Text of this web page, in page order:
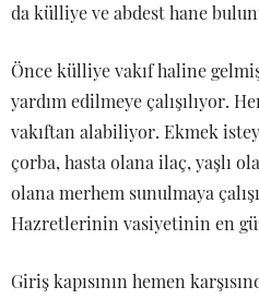
da külliye ve abdest hane
Önce külliye vakıf haline
yardım edilmeye çalışılıyor.
vakıftan alabiliyor. Ekmek
çorba, hasta olana ilaç, yaşlı
olana merhem sunulmaya
Hazretlerinin vasiyetinin en
Giriş kapısının hemen